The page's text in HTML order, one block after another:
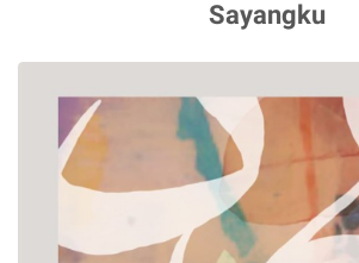
Sayangku